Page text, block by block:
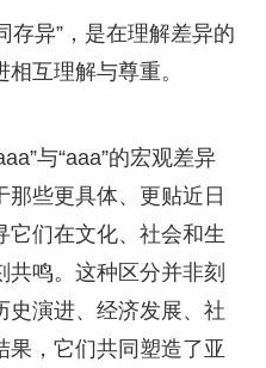
存异”，是在理解差异的
互理解与尊重。
与“aaa”的宏观差异
那些更具体、更贴近日
它们在文化、社会和生
鸣。这种区分并非刻
史演进、经济发展、社
果，它们共同塑造了亚